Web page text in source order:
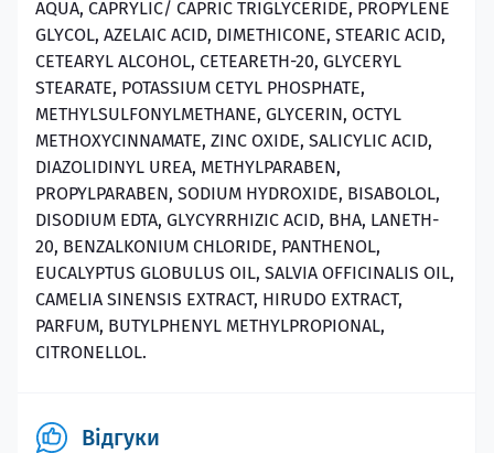
AQUA, CAPRYLIC/ CAPRIC TRIGLYCERIDE, PROPYLENE
GLYCOL, AZELAIC ACID, DIMETHICONE, STEARIC ACID,
CETEARYL ALCOHOL, CETEARETH-20, GLYCERYL
STEARATE, POTASSIUM CETYL PHOSPHATE,
METHYLSULFONYLMETHANE, GLYCERIN, OCTYL
METHOXYCINNAMATE, ZINC OXIDE, SALICYLIC ACID,
DIAZOLIDINYL UREA, METHYLPARABEN,
PROPYLPARABEN, SODIUM HYDROXIDE, BISABOLOL,
DISODIUM EDTA, GLYCYRRHIZIC ACID, BHA, LANETH-
20, BENZALKONIUM CHLORIDE, PANTHENOL,
EUCALYPTUS GLOBULUS OIL, SALVIA OFFICINALIS OIL,
CAMELIA SINENSIS EXTRACT, HIRUDO EXTRACT,
PARFUM, BUTYLPHENYL METHYLPROPIONAL,
CITRONELLOL.
Відгуки